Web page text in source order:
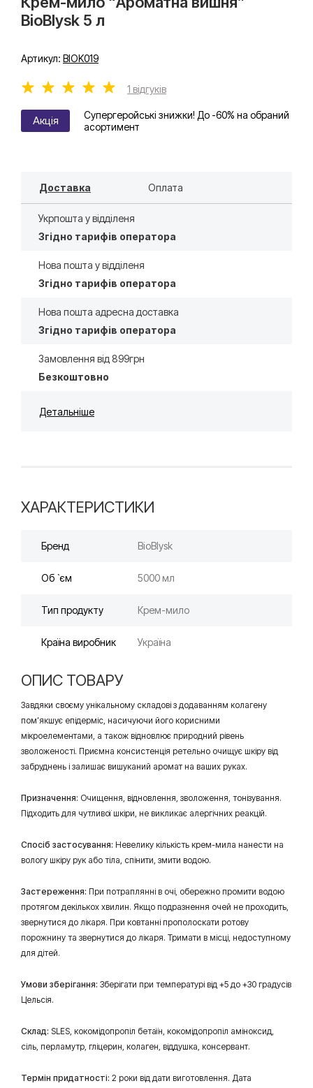
BioBlysk 5 л
Артикул: BIOK019
1 відгуків
Акція
Супергеройські знижки! До -60% на обраний
асортимент
Доставка Оплата
Укрпошта у відділеня
Згідно тарифів оператора
Нова пошта у відділеня
Згідно тарифів оператора
Нова пошта адресна доставка
Згідно тарифів оператора
Замовлення від 899грн
Безкоштовно
Детальніше
ХАРАКТЕРИСТИКИ
Бренд BioBlysk
Об `єм 5000 мл
Тип продукту Крем-мило
Країна виробник Україна
ОПИС ТОВАРУ
Завдяки своєму унікальному складові з додаванням колагену
пом’якшує епідерміс, насичуючи його корисними
мікроелементами, а також відновлює природний рівень
зволоженості. Приємна консистенція ретельно очищує шкіру від
забруднень і залишає вишуканий аромат на ваших руках.
Призначення: Очищення, відновлення, зволоження, тонізування.
Підходить для чутливої шкіри, не викликає алергічних реакцій.
Спосіб застосування: Невелику кількість крем-мила нанести на
вологу шкіру рук або тіла, спінити, змити водою.
Застереження: При потраплянні в очі, обережно промити водою
протягом декількох хвилин. Якщо подразнення очей не проходить,
звернутися до лікаря. При ковтанні прополоскати ротову
порожнину та звернутися до лікаря. Тримати в місці, недоступному
для дітей.
Умови зберігання: Зберігати при температурі від +5 до +30 градусів
Цельсія.
Склад: SLES, кокомідопропіл бетаїн, кокомідопропіл аміноксид,
сіль, перламутр, гліцерин, колаген, віддушка, консервант.
Термін придатності: 2 роки від дати виготовлення. Дата